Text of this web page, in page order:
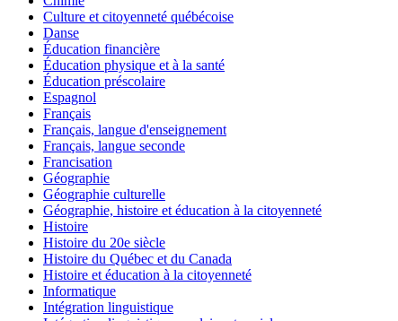
Culture et citoyenneté québécoise
Danse
Éducation financière
Éducation physique et à la santé
Éducation préscolaire
Espagnol
Français
Français, langue d'enseignement
Français, langue seconde
Francisation
Géographie
Géographie culturelle
Géographie, histoire et éducation à la citoyenneté
Histoire
Histoire du 20e siècle
Histoire du Québec et du Canada
Histoire et éducation à la citoyenneté
Informatique
Intégration linguistique